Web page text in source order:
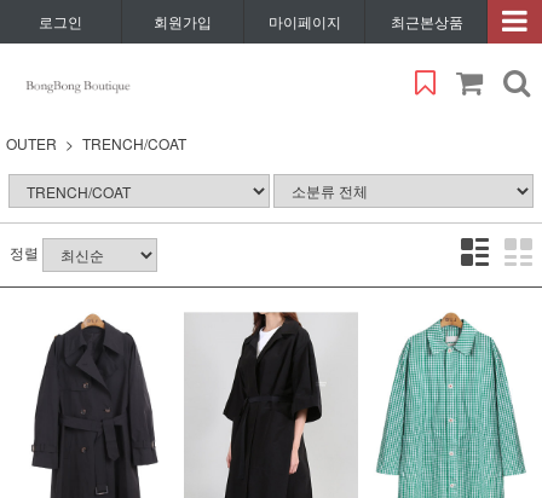
로그인 회원가입 마이페이지 최근본상품
OUTER TRENCH/COAT
정렬